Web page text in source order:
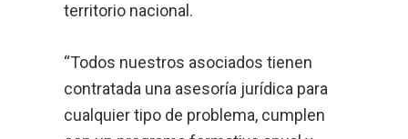
territorio nacional.
“Todos nuestros asociados tienen
contratada una asesoría jurídica para
cualquier tipo de problema, cumplen